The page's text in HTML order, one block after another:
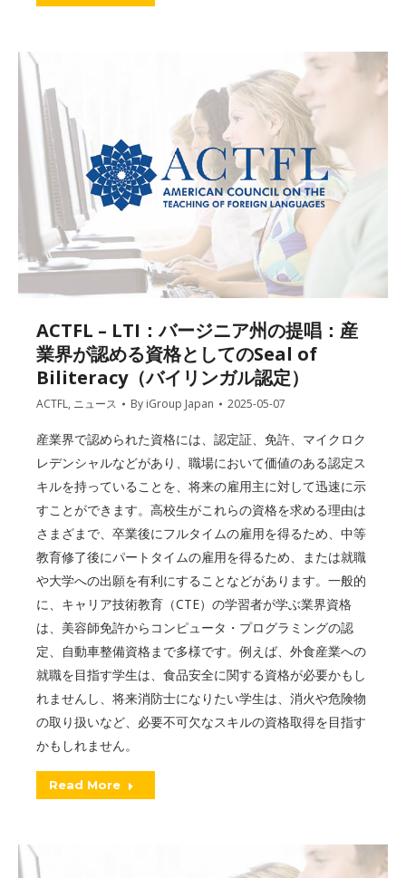
ACTFL – LTI：バージニア州の提唱：産
業界が認める資格としてのSeal of
Biliteracy（バイリンガル認定）
ACTFL, ニュース By iGroup Japan 2025-05-07
産業界で認められた資格には、認定証、免許、マイクロク
レデンシャルなどがあり、職場において価値のある認定ス
キルを持っていることを、将来の雇用主に対して迅速に示
すことができます。高校生がこれらの資格を求める理由は
さまざまで、卒業後にフルタイムの雇用を得るため、中等
教育修了後にパートタイムの雇用を得るため、または就職
や大学への出願を有利にすることなどがあります。一般的
に、キャリア技術教育（CTE）の学習者が学ぶ業界資格
は、美容師免許からコンピュータ・プログラミングの認
定、自動車整備資格まで多様です。例えば、外食産業への
就職を目指す学生は、食品安全に関する資格が必要かもし
れませんし、将来消防士になりたい学生は、消火や危険物
の取り扱いなど、必要不可欠なスキルの資格取得を目指す
かもしれません。
Read More